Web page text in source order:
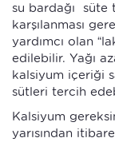
su bardağı
karşılanması
yardımcı olan
edilebilir. Yağı
kalsiyum içeriği
sütleri tercih
Kalsiyum
yarısından